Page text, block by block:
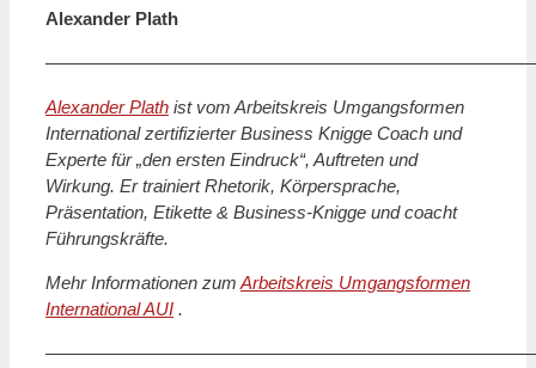
Alexander Plath
Alexander Plath ist vom Arbeitskreis Umgangsformen
International zertifizierter Business Knigge Coach und
Experte für „den ersten Eindruck“, Auftreten und
Wirkung. Er trainiert Rhetorik, Körpersprache,
Präsentation, Etikette & Business-Knigge und coacht
Führungskräfte.
Mehr Informationen zum Arbeitskreis Umgangsformen
International AUI .